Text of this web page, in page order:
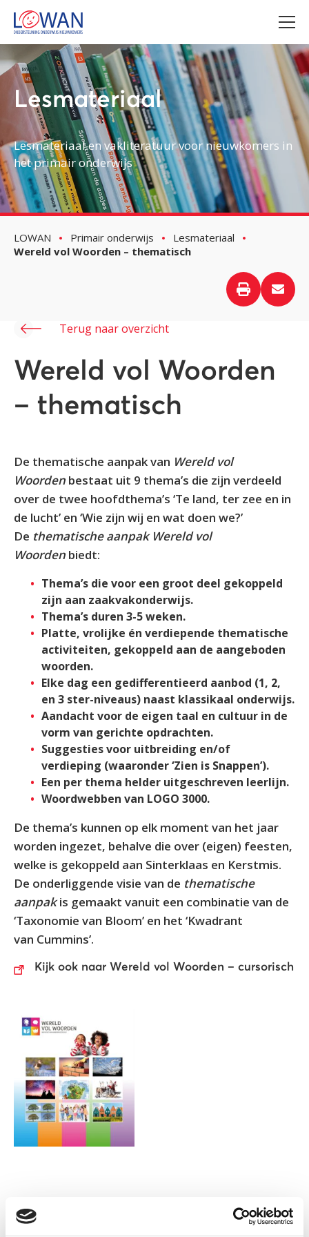
Lesmateriaal
Lesmateriaal en vakliteratuur voor nieuwkomers in
het primair onderwijs
LOWAN Primair onderwijs
Lesmateriaal
Wereld vol Woorden – thematisch
Terug naar overzicht
Wereld vol Woorden
– thematisch
De thematische aanpak van Wereld vol
Woorden bestaat uit 9 thema’s die zijn verdeeld
over de twee hoofdthema’s ‘Te land, ter zee en in
de lucht’ en ‘Wie zijn wij en wat doen we?’
De thematische aanpak Wereld vol
Woorden biedt:
Thema’s die voor een groot deel gekoppeld
zijn aan zaakvakonderwijs.
Thema’s duren 3-5 weken.
Platte, vrolijke én verdiepende thematische
activiteiten, gekoppeld aan de aangeboden
woorden.
Elke dag een gedifferentieerd aanbod (1, 2,
en 3 ster-niveaus) naast klassikaal onderwijs.
Aandacht voor de eigen taal en cultuur in de
vorm van gerichte opdrachten.
Suggesties voor uitbreiding en/of
verdieping (waaronder ‘Zien is Snappen’).
Een per thema helder uitgeschreven leerlijn.
Woordwebben van LOGO 3000.
De thema’s kunnen op elk moment van het jaar
worden ingezet, behalve die over (eigen) feesten,
welke is gekoppeld aan Sinterklaas en Kerstmis.
De onderliggende visie van de thematische
aanpakis gemaakt vanuit een combinatie van de
‘Taxonomie van Bloom’ en het ‘Kwadrant
van Cummins’.
Kijk ook naar Wereld vol Woorden – cursorisch